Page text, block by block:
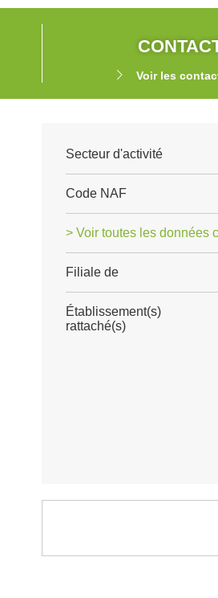
Voir les
Secteur d'activité
Code NAF
> Voir toutes les données
Filiale de
Établissement(s)
rattaché(s)